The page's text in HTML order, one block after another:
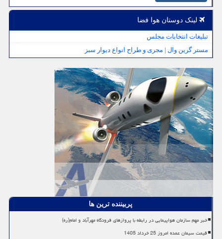
لینک دوستان هوا فضا
تبلیغات انتخابات مجلس
مستر گرین وال | مجری و طراح انواع دیوار سبز
پربیننده ترین ها
خبر مهم سازمان هواپیمایی در رابطه با پروازهای فرودگاه مهرآباد و امام(ره)
قیمت سیمان عمده امروز 25 خرداد 1405